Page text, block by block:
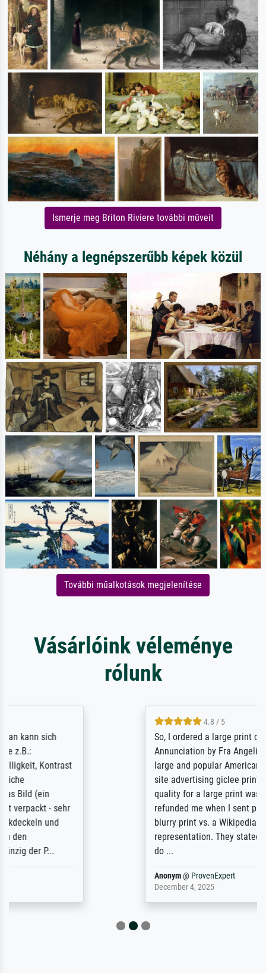
Ismerje meg Briton Riviere további műveit
Néhány a legnépszerűbb képek közül
További műalkotások megjelenítése
Vásárlóink véleménye
rólunk
So, I ordered a large print of The
Annunciation by Fra Angelico from a very
large and popular American "art/poster"
site advertising giclee print quality. The
quality for a large print was atrocious. They
refunded me when I sent pictures of the
blurry print vs. a Wikipedia commons
representation. They stated they couldn't
do ...